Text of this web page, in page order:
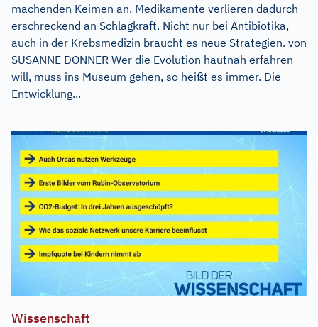
machenden Keimen an. Medikamente verlieren dadurch
erschreckend an Schlagkraft. Nicht nur bei Antibiotika,
auch in der Krebsmedizin braucht es neue Strategien. von
SUSANNE DONNER Wer die Evolution hautnah erfahren
will, muss ins Museum gehen, so heißt es immer. Die
Entwicklung...
Wissenschaft